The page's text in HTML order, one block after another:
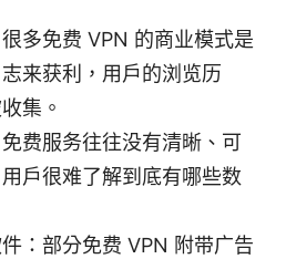
多免费 VPN 的商业模式是
来获利，用户的浏览历
集。
费服务往往没有清晰、可
户很难了解到底有哪些数
：部分免费 VPN 附带广告